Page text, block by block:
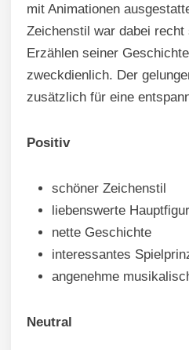
mit Animationen
Zeichenstil war dabei recht
Erzählen seiner
zweckdienlich. Der
zusätzlich für eine
Positiv
schöner Zeichenstil
liebenswerte Hauptfigur
nette Geschichte
interessantes
angenehme
Neutral